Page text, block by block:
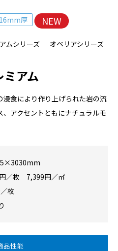
16mm厚 NEW
ムシリーズ オペリアシリーズ
ミアム
食により作り上げられた岩の流
アクセントともにナチュラルモ
／枚 7,399円／㎡
枚
品性能